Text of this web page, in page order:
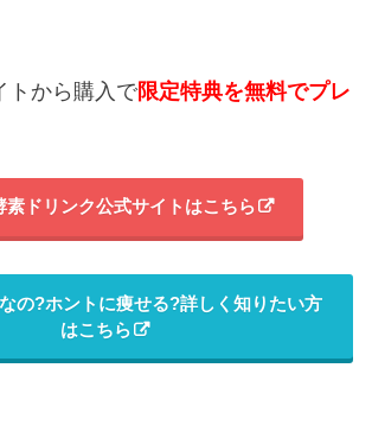
トから購入で限定特典を無料でプレ
素ドリンク公式サイトはこちら
の?ホントに痩せる?詳しく知りたい方
はこちら